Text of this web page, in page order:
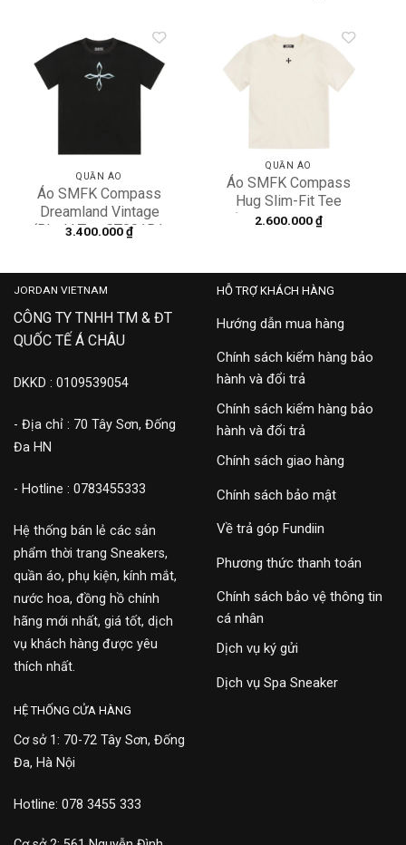
Add to
wishlist
QUẦN ÁO
Áo SMFK Compass
Dreamland Vintage
‘Black’ Tee CT001B1
3.400.000₫
Add to
wishlist
QUẦN ÁO
Áo SMFK Compass
Hug Slim-Fit Tee
‘White’ DT008W1
2.600.000₫
JORDAN VIETNAM
CÔNG TY TNHH TM & ĐT
QUỐC TẾ Á CHÂU
DKKD : 0109539054
- Địa chỉ : 70 Tây Sơn, Đống
Đa HN
- Hotline : 0783455333
Hệ thống bán lẻ các sản
phẩm thời trang Sneakers,
quần áo, phụ kiện, kính mắt,
nước hoa, đồng hồ chính
hãng mới nhất, giá tốt, dịch
vụ khách hàng được yêu
thích nhất.
HỖ TRỢ KHÁCH HÀNG
Hướng dẫn mua hàng
Chính sách kiểm hàng bảo
hành và đổi trả
Chính sách kiểm hàng bảo
hành và đổi trả
Chính sách giao hàng
Chính sách bảo mật
Về trả góp Fundiin
Phương thức thanh toán
Chính sách bảo vệ thông tin
cá nhân
Dịch vụ ký gửi
Dịch vụ Spa Sneaker
HỆ THỐNG CỬA HÀNG
Cơ sở 1: 70-72 Tây Sơn, Đống
Đa, Hà Nội
Hotline: 078 3455 333